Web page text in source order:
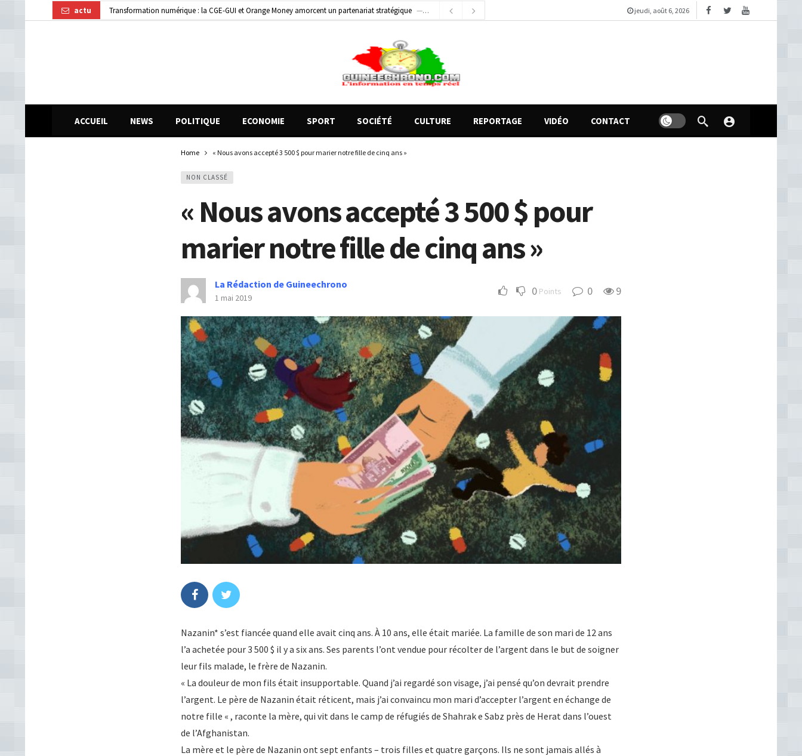
actu Conscience nationale : Dr Sékou Koureissy Condé appelle au renforcement des valeurs républicaines
1 jour ago
jeudi, août 6, 2026
ACCUEIL NEWS POLITIQUE ECONOMIE SPORT SOCIÉTÉ CULTURE REPORTAGE VIDÉO CONTACT
Home « Nous avons accepté 3 500 $ pour marier notre fille de cinq ans »
NON CLASSÉ
« Nous avons accepté 3 500 $ pour
marier notre fille de cinq ans »
La Rédaction de Guineechrono
1 mai 2019 0 Points 0 9
Nazanin* s’est fiancée quand elle avait cinq ans. À 10 ans, elle était mariée. La famille de son mari de 12 ans
l’a achetée pour 3 500 $ il y a six ans. Ses parents l’ont vendue pour récolter de l’argent dans le but de soigner
leur fils malade, le frère de Nazanin.
« La douleur de mon fils était insupportable. Quand j’ai regardé son visage, j’ai pensé qu’on devrait prendre
l’argent. Le père de Nazanin était réticent, mais j’ai convaincu mon mari d’accepter l’argent en échange de
notre fille « , raconte la mère, qui vit dans le camp de réfugiés de Shahrak e Sabz près de Herat dans l’ouest
de l’Afghanistan.
La mère et le père de Nazanin ont sept enfants – trois filles et quatre garçons. Ils ne sont jamais allés à